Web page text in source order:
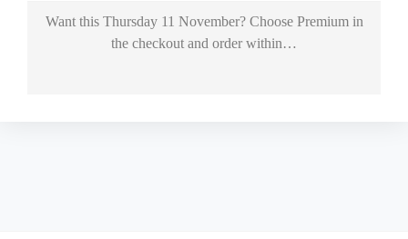
Want this Thursday 11 November? Choose Premiumin
the checkout and order within…